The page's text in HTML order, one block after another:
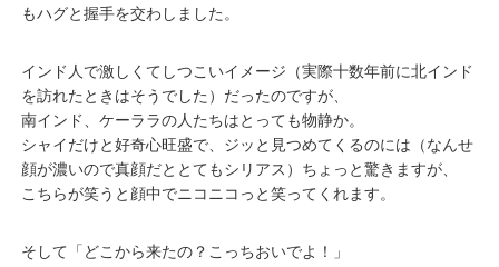
もハグと握手を交わしました。
インド人で激しくてしつこいイメージ（実際十数年前に北インド
を訪れたときはそうでした）だったのですが、
南インド、ケーララの人たちはとっても物静か。
シャイだけと好奇心旺盛で、ジッと見つめてくるのには（なんせ
顔が濃いので真顔だととてもシリアス）ちょっと驚きますが、
こちらが笑うと顔中でニコニコっと笑ってくれます。
そして「どこから来たの？こっちおいでよ！」